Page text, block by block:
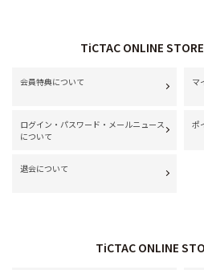
TiCTAC ONLINE
会員特典について マ
ログイン・パスワード・メールニュース
について
ポ
退会について
TiCTAC ONLINE